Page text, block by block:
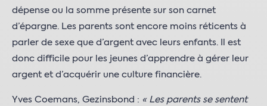
dépense ou la somme présente sur son carnet
d’épargne. Les parents sont encore moins réticents à
parler de sexe que d’argent avec leurs enfants. Il est
donc difficile pour les jeunes d’apprendre à gérer leur
argent et d’acquérir une culture financière.
Yves Coemans, Gezinsbond : « Les parents se sentent